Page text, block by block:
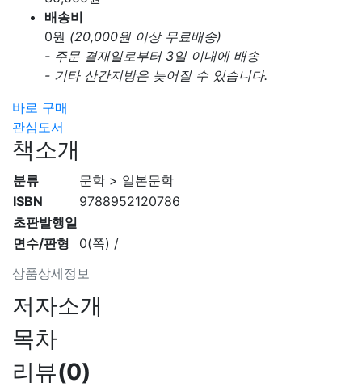
배송비
0원 (20,000원 이상 무료배송)
- 주문 결재일로부터 3일 이내에 배송
- 기타 산간지방은 늦어질 수 있습니다.
바로 구매
관심도서
책소개
상품상세정보
분류
문학 > 일본문학
ISBN
9788952120786
초판발행일
면수/판형
0(쪽) /
저자소개
목차
리뷰(0)